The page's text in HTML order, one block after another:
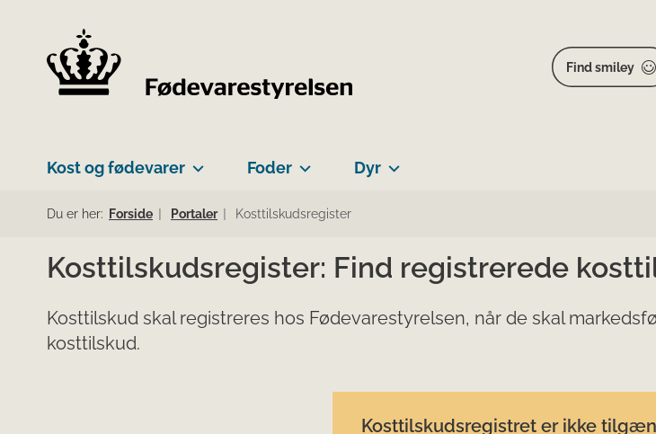
Find smiley
Kost og fødevarer Foder Dyr
Du er her: Forside Portaler Kosttilskudsregister
Kosttilskudsregister: Find registrerede
Kosttilskud skal registreres hos Fødevarestyrelsen, når de skal
kosttilskud.
Kosttilskudsregistret er ikke